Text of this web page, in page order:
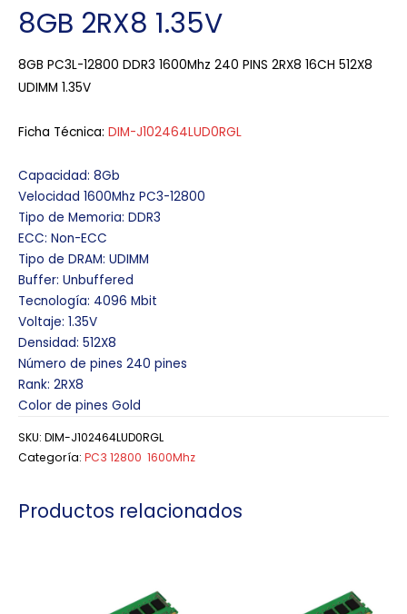
8GB 2RX8 1.35V
8GB PC3L-12800 DDR3 1600Mhz 240 PINS 2RX8 16CH 512X8
UDIMM 1.35V
Ficha Técnica: DIM-J102464LUD0RGL
Capacidad: 8Gb
Velocidad 1600Mhz PC3-12800
Tipo de Memoria: DDR3
ECC: Non-ECC
Tipo de DRAM: UDIMM
Buffer: Unbuffered
Tecnología: 4096 Mbit
Voltaje: 1.35V
Densidad: 512X8
Número de pines 240 pines
Rank: 2RX8
Color de pines Gold
SKU: DIM-J102464LUD0RGL
Categoría: PC3 12800 1600Mhz
Productos relacionados